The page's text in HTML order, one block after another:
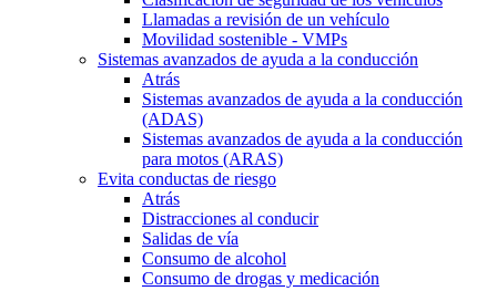
Llamadas a revisión de un vehículo
Movilidad sostenible - VMPs
Sistemas avanzados de ayuda a la conducción
Atrás
Sistemas avanzados de ayuda a la conducción
(ADAS)
Sistemas avanzados de ayuda a la conducción
para motos (ARAS)
Evita conductas de riesgo
Atrás
Distracciones al conducir
Salidas de vía
Consumo de alcohol
Consumo de drogas y medicación